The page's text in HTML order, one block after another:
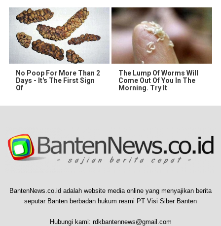
No Poop For More Than 2
Days - It's The First Sign
Of
The Lump Of Worms Will
Come Out Of You In The
Morning. Try It
BantenNews.co.id adalah website media online yang menyajikan berita
seputar Banten berbadan hukum resmi PT Visi Siber Banten
Hubungi kami: rdkbantennews@gmail.com